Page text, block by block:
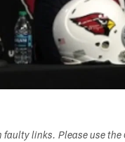
links. Please use the